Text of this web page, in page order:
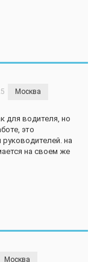
Москва
для водителя, но
это
на
на своем же
Москва